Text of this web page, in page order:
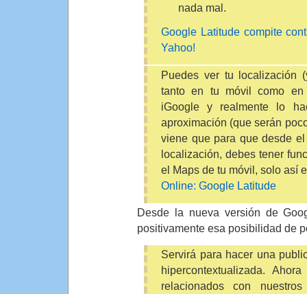
nada mal.
Google Latitude compite
Yahoo!
Puedes ver tu localización
tanto en tu móvil como
iGoogle y realmente lo
aproximación (que serán
viene que para que desde
localización, debes tener
el Maps de tu móvil, solo así
Online: Google Latitude
Desde la nueva versión de
positivamente esa posibilidad de
Servirá para hacer una
hipercontextualizada.
relacionados con